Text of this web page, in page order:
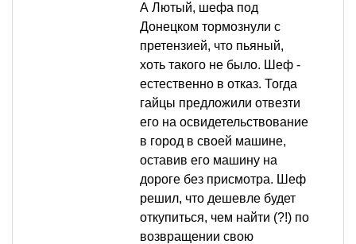
А Лютый, шефа под
Донецком тормознули с
претензией, что пьяный,
хоть такого не было. Шеф -
естественно в отказ. Тогда
гайцы предложили отвезти
его на освидетельствование
в город в своей машине,
оставив его машину на
дороге без присмотра. Шеф
решил, что дешевле будет
откупиться, чем найти (?!) по
возвращении свою